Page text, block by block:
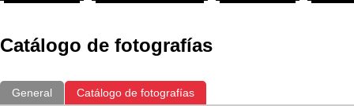
Catálogo de fotografías
General Catálogo de fotografías